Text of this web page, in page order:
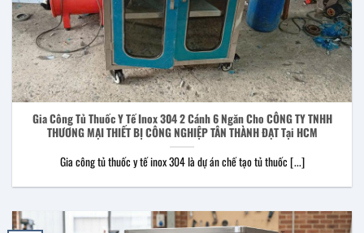
Gia Công Tủ Thuốc Y Tế Inox 304 2 Cánh 6 Ngăn Cho CÔNG TY TNHH
THƯƠNG MẠI THIẾT BỊ CÔNG NGHIỆP TÂN THÀNH ĐẠT Tại HCM
Gia công tủ thuốc y tế inox 304 là dự án chế tạo tủ thuốc [...]